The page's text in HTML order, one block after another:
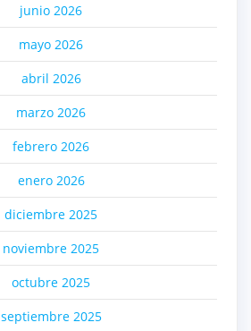
junio 2026
mayo 2026
abril 2026
marzo 2026
febrero 2026
enero 2026
diciembre 2025
noviembre 2025
octubre 2025
septiembre 2025